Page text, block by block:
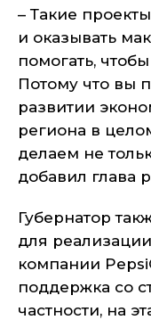
– Такие
и оказывать
помогать,
Потому что вы
развитии
региона в
делаем не
добавил глава
Губернатор
для
компании
поддержка со
частности, на